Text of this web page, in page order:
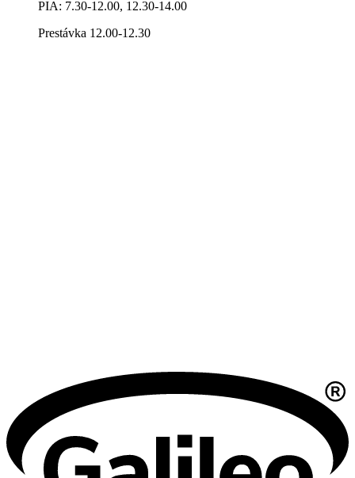
PIA: 7.30-12.00, 12.30-14.00
Prestávka 12.00-12.30